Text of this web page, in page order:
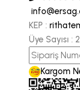
KEP :
Üye Sayısı :
Kargom